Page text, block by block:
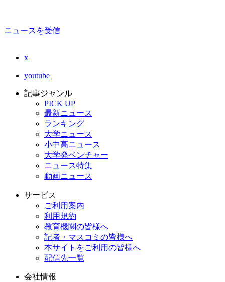
ニュースを受信
x
youtube
記事ジャンル
PICK UP
最新ニュース
ランキング
大学ニュース
小中高ニュース
大学発ベンチャー
ニュース特集
動画ニュース
サービス
ご利用案内
利用規約
教育機関の皆様へ
記者・マスコミの皆様へ
本サイトをご利用の皆様へ
配信先一覧
会社情報